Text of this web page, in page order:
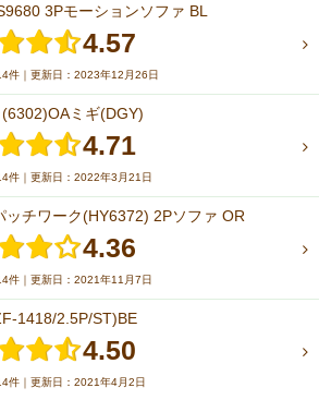
3Pモーションソファ BL
4.57
件｜更新日：2023年12月26日
ミギ(DGY)
4.71
件｜更新日：2022年3月21日
ッチワーク(HY6372) 2Pソファ OR
4.36
件｜更新日：2021年11月7日
1418/2.5P/ST)BE
4.50
件｜更新日：2021年4月2日